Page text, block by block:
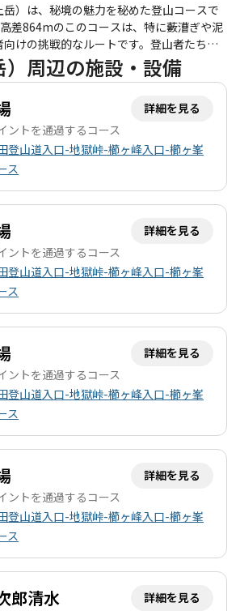
）は、秘境の魅力を秘めた登山コースで
差864mのこのコースは、特に藪漕ぎや泥
けの挑戦的なルートです。登山者たちの
然の中での静寂や達成感が感じられ、特
美しい景観が広がります。山頂からは360
山や八甲田山、十和田湖などの名所を一
く、特に乗鞍岳分岐からは笹や小枝を掻き
。登山者の中には、長靴を推奨する声もあ
です。特に雨の後は道が滑りやすくなるた
られます。登山者たちは、藪漕ぎをしなが
犬と共に楽しむ姿が見られ、仲間との団体
は、静けさと自然の
適で、特に秋の紅葉や春の花々が見られる
があります。周辺には猿倉温泉もあり、登
を楽しむことができます。全体として、櫛
る魅力的な登山コースであり、自然の中で
くれることでしょう。
）周辺の施設・設備
詳細を見る
ントを通過するコース
登山道入口-地獄峠-櫛ヶ峰入口-櫛ヶ峯
ス
詳細を見る
ントを通過するコース
登山道入口-地獄峠-櫛ヶ峰入口-櫛ヶ峯
ス
詳細を見る
ントを通過するコース
登山道入口-地獄峠-櫛ヶ峰入口-櫛ヶ峯
ス
詳細を見る
ントを通過するコース
登山道入口-地獄峠-櫛ヶ峰入口-櫛ヶ峯
ス
郎清水
詳細を見る